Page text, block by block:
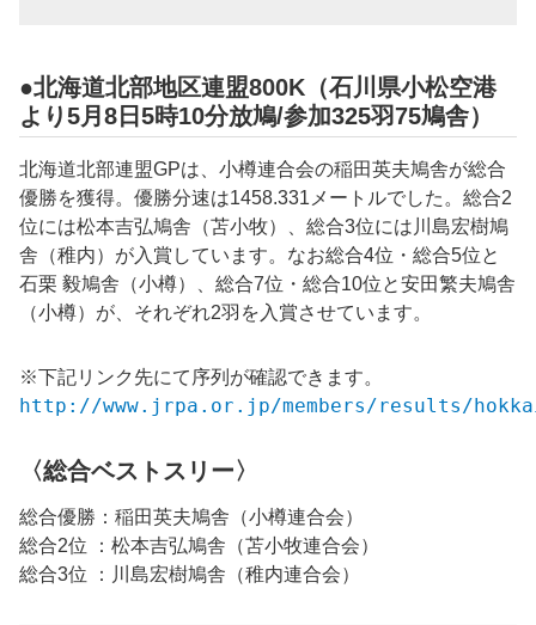
●北海道北部地区連盟800K（石川県小松空港
より5月8日5時10分放鳩/参加325羽75鳩舎）
北海道北部連盟GPは、小樽連合会の稲田英夫鳩舎が総合
優勝を獲得。優勝分速は1458.331 メートルでした。総合2
位には松本吉弘鳩舎（苫小牧）、総合3位には川島宏樹鳩
舎（稚内）が入賞しています。なお総合4位・総合5位と
石栗 毅鳩舎（小樽）、総合7位・総合10位と安田繁夫鳩舎
（小樽）が、それぞれ2羽を入賞させています。
※下記リンク先にて序列が確認できます。
http://www.jrpa.or.jp/members/results/
〈総合ベストスリー〉
総合優勝：稲田英夫鳩舎（小樽連合会）
総合2位 ：松本吉弘鳩舎（苫小牧連合会）
総合3位 ：川島宏樹鳩舎（稚内連合会）